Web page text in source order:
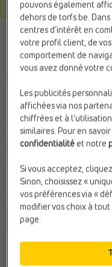
DIADORA
Baskets
85,99 €
Couleur
elican
Taille
39
Cette taille n'est pas
pouvons également
dehors de torfs.be.
centres d’intérêt en
votre profil client, de
comportement de
vous avez donné votre
Les publicités
affichées via nos
chiffrées et à
similaires. Pour en
confidentialité et notre
Si vous acceptez,
Sinon, choisissez «
vos préférences via «
modifier vos choix à
page.